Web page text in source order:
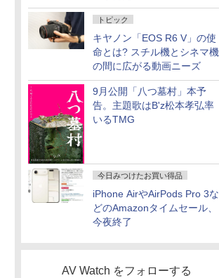
トピック
キヤノン「EOS R6 V」の使
命とは? スチル機とシネマ機
の間に広がる動画ニーズ
9月公開「八つ墓村」本予
告。主題歌はB'z松本孝弘率
いるTMG
今日みつけたお買い得品
iPhone AirやAirPods Pro 3な
どのAmazonタイムセール、
今夜終了
AV Watch をフォローする